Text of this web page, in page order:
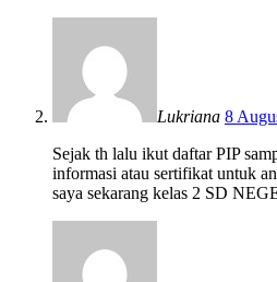
Lukriana 8
Sejak th lalu ikut daftar PIP
informasi atau sertifikat untuk
saya sekarang kelas 2 SD